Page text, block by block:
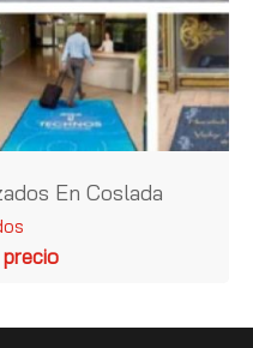
En Coslada